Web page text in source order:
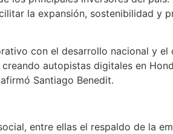
la expansión, sostenibilidad y
con el desarrollo nacional y
autopistas digitales en
Santiago Benedit.
entre ellas el respaldo de la